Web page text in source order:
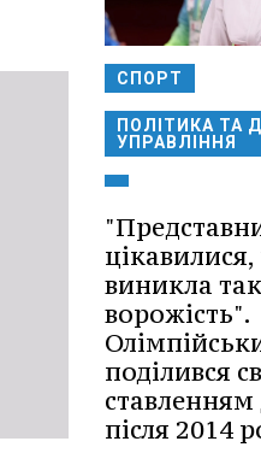
СПОРТ
ПОЛІТИКА ТА
УПРАВЛІННЯ
виникла
ворожість".
поділився
ставленням
після 2014